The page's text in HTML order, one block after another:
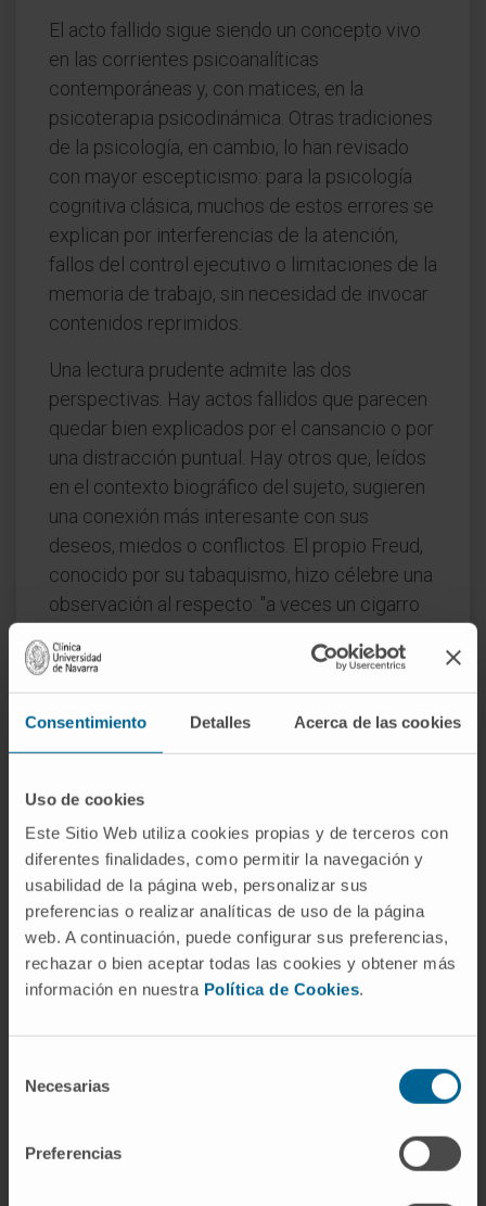
Consentimiento Detalles Acerca de las cookies
Uso de cookies
Este Sitio Web utiliza cookies propias y de terceros con
diferentes finalidades, como permitir la navegación y
usabilidad de la página web, personalizar sus
preferencias o realizar analíticas de uso de la página
web. A continuación, puede configurar sus preferencias,
rechazar o bien aceptar todas las cookies y obtener más
información en nuestra Política de Cookies.
Necesarias
Preferencias
El acto fallido sigue siendo un concepto vivo
en las corrientes psicoanalíticas
contemporáneas y, con matices, en la
psicoterapia psicodinámica. Otras tradiciones
de la psicología, en cambio, lo han revisado
con mayor escepticismo: para la psicología
cognitiva clásica, muchos de estos errores se
explican por interferencias de la atención,
fallos del control ejecutivo o limitaciones de la
memoria de trabajo, sin necesidad de invocar
contenidos reprimidos.
Una lectura prudente admite las dos
perspectivas. Hay actos fallidos que parecen
quedar bien explicados por el cansancio o por
una distracción puntual. Hay otros que, leídos
en el contexto biográfico del sujeto, sugieren
una conexión más interesante con sus
deseos, miedos o conflictos. El propio Freud,
conocido por su tabaquismo, hizo célebre una
observación al respecto: "a veces un cigarro
latente, pero algunos sí lo tienen.
tiempo, contexto y asociaciones del propio
sujeto para confirmar lo que el acto fallido
podría estar diciendo. Sin esa información,
atribuir significados ocultos a una
equivocación puntual es, como advirtió el
propio Freud, una forma de "psicoanálisis
silvestre" más curiosa que rigurosa.
¿De dónde viene la palabra fallido?
*fallire